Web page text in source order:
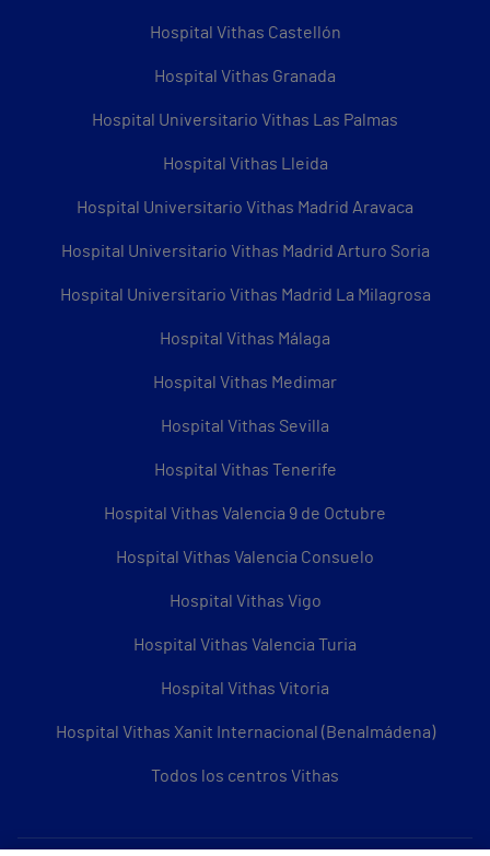
Hospital Vithas Castellón
Hospital Vithas Granada
Hospital Universitario Vithas Las Palmas
Hospital Vithas Lleida
Hospital Universitario Vithas Madrid Aravaca
Hospital Universitario Vithas Madrid Arturo Soria
Hospital Universitario Vithas Madrid La Milagrosa
Hospital Vithas Málaga
Hospital Vithas Medimar
Hospital Vithas Sevilla
Hospital Vithas Tenerife
Hospital Vithas Valencia 9 de Octubre
Hospital Vithas Valencia Consuelo
Hospital Vithas Vigo
Hospital Vithas Valencia Turia
Hospital Vithas Vitoria
Hospital Vithas Xanit Internacional (Benalmádena)
Todos los centros Vithas